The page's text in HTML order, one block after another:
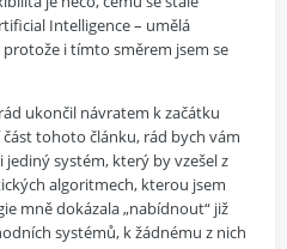
Intelligence – umělá
i tímto směrem jsem se
ukončil návratem k začátku
tohoto článku, rád bych vám
systém, který by vzešel z
algoritmech, kterou jsem
mně dokázala „nabídnout“ již
systémů, k žádnému z nich